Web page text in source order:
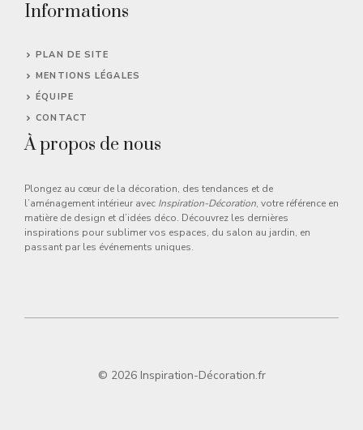
Informations
PLAN DE SITE
MENTIONS LÉGALES
ÉQUIPE
CONTACT
À propos de nous
Plongez au cœur de la décoration, des tendances et de
l’aménagement intérieur avec Inspiration-Décoration, votre référence en
matière de design et d’idées déco. Découvrez les dernières
inspirations pour sublimer vos espaces, du salon au jardin, en
passant par les événements uniques.
© 2026 Inspiration-Décoration.fr